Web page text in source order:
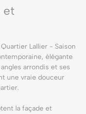
et
Lallier - Saison
élégante
arrondis et ses
une vraie douceur
la façade et